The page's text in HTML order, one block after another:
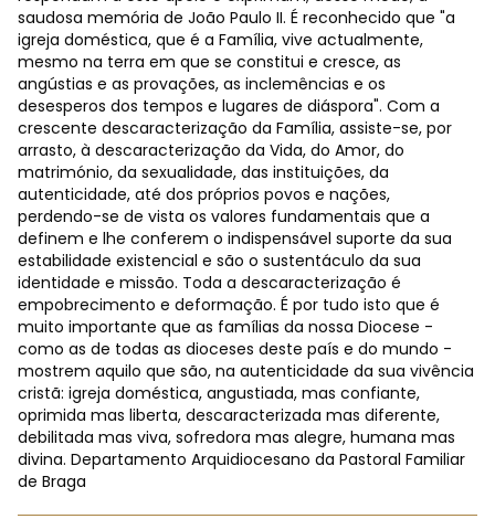
saudosa memória de João Paulo II. É reconhecido que "a
igreja doméstica, que é a Família, vive actualmente,
mesmo na terra em que se constitui e cresce, as
angústias e as provações, as inclemências e os
desesperos dos tempos e lugares de diáspora". Com a
crescente descaracterização da Família, assiste-se, por
arrasto, à descaracterização da Vida, do Amor, do
matrimónio, da sexualidade, das instituições, da
autenticidade, até dos próprios povos e nações,
perdendo-se de vista os valores fundamentais que a
definem e lhe conferem o indispensável suporte da sua
estabilidade existencial e são o sustentáculo da sua
identidade e missão. Toda a descaracterização é
empobrecimento e deformação. É por tudo isto que é
muito importante que as famílias da nossa Diocese -
como as de todas as dioceses deste país e do mundo -
mostrem aquilo que são, na autenticidade da sua vivência
cristã: igreja doméstica, angustiada, mas confiante,
oprimida mas liberta, descaracterizada mas diferente,
debilitada mas viva, sofredora mas alegre, humana mas
divina. Departamento Arquidiocesano da Pastoral Familiar
de Braga